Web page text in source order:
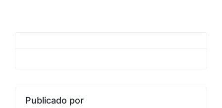
Publicado por